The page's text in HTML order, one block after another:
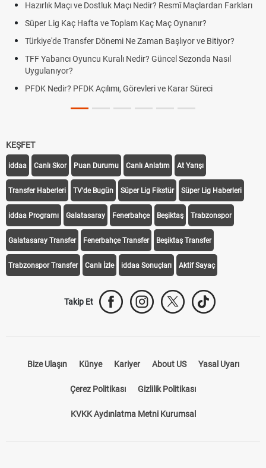
Dostluk Maçı Nedir? Resmî Maçlardan Farkları
ve Toplam Kaç Maç Oynanır?
Dönemi Ne Zaman Başlıyor ve Bitiyor?
Kuralı Nedir? Güncel Sezonda Nasıl
Açılımı, Görevleri ve Karar Süreci
Puan Durumunda
Skor Ne Demek?
Futbol Nasıl
Deplasman Golü
DGS Sonuçları
KEŞFET
iddaa Canlı Skor Puan Durumu Canlı Anlatım At Yarışı
Transfer Haberleri TV'de Bugün Süper Lig Fikstür Süper Lig Haberleri
iddaa Programı Galatasaray Fenerbahçe Beşiktaş Trabzonspor
Galatasaray Transfer Fenerbahçe Transfer Beşiktaş Transfer
Trabzonspor Transfer Canlı İzle iddaa Sonuçları Aktif Sayaç